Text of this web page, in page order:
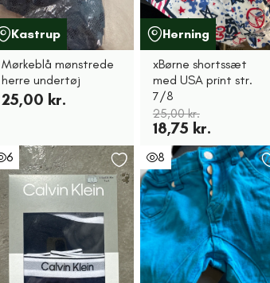
Kastrup
Mørkeblå mønstrede
herre undertøj
25,00 kr.
Herning
xBørne shortssæt
med USA print str.
7/8
25,00 kr.
18,75 kr.
6 8